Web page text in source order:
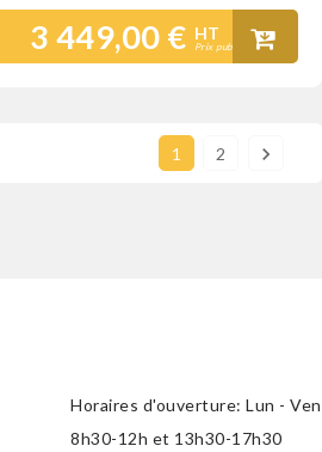
3 449,00 € HT
Prix public
1 2 
Horaires d'ouverture:Lun - Ven
8h30-12h et 13h30-17h30